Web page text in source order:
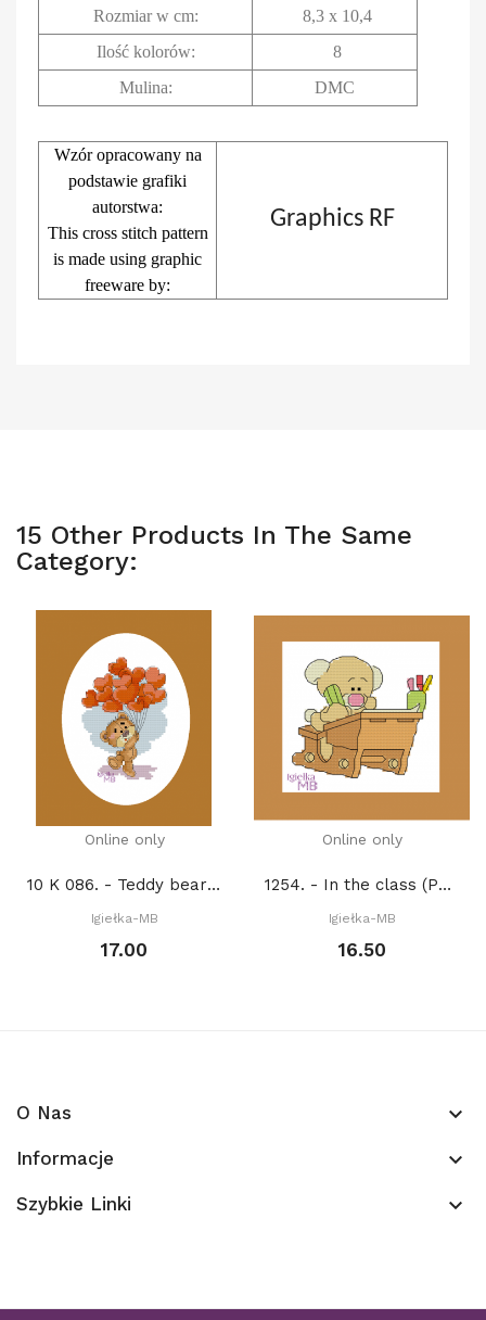
Rozmiar w cm:
8,3 x 10,4
Ilość kolorów:
8
Mulina:
DMC
Wzór opracowany na
podstawie grafiki
autorstwa:
This cross stitch pattern
is made using graphic
freeware by:
Graphics RF
15 Other Products In The Same
Category:
Online only
10 K 086. - Teddy bear with a balloons (PDF)
Igiełka-MB
17.00
Online only
1254. - In the class (PDF)
Igiełka-MB
16.50
O Nas keyboard_arrow_down
Informacje keyboard_arrow_down
Szybkie Linki keyboard_arrow_down